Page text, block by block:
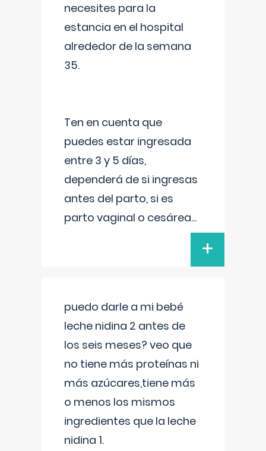
necesites para la
estancia en el hospital
alrededor de la semana
35.
Ten en cuenta que
puedes estar ingresada
entre 3 y 5 días,
dependerá de si ingresas
antes del parto, si es
parto vaginal o cesárea...
+
puedo darle a mi bebé
leche nidina 2 antes de
los seis meses? veo que
no tiene más proteínas ni
más azúcares,tiene más
o menos los mismos
ingredientes que la leche
nidina 1.